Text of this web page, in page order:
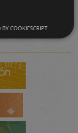
BY COOKIESCRIPT